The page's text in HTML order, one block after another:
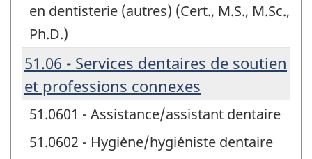
en dentisterie (autres) (Cert., M.S., M.Sc.,
Ph.D.)
51.06 - Services dentaires de soutien
et professions connexes
51.0601 - Assistance/assistant dentaire
51.0602 - Hygiène/hygiéniste dentaire